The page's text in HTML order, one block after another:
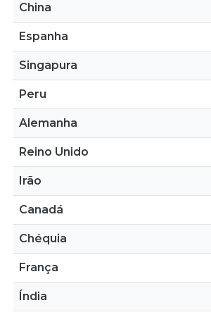
China
Espanha
Singapura
Peru
Alemanha
Reino Unido
Irão
Canadá
Chéquia
França
Índia